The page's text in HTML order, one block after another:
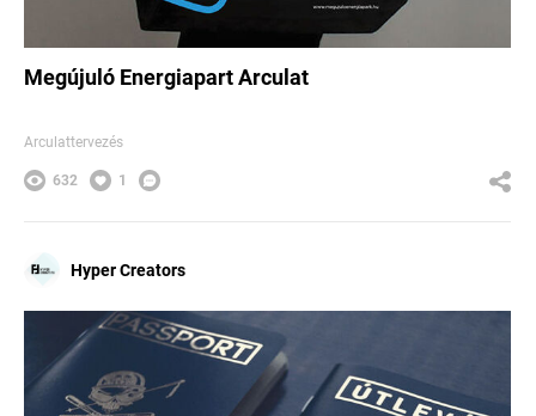
Megújuló Energiapart Arculat
Arculattervezés
632 1
Hyper Creators